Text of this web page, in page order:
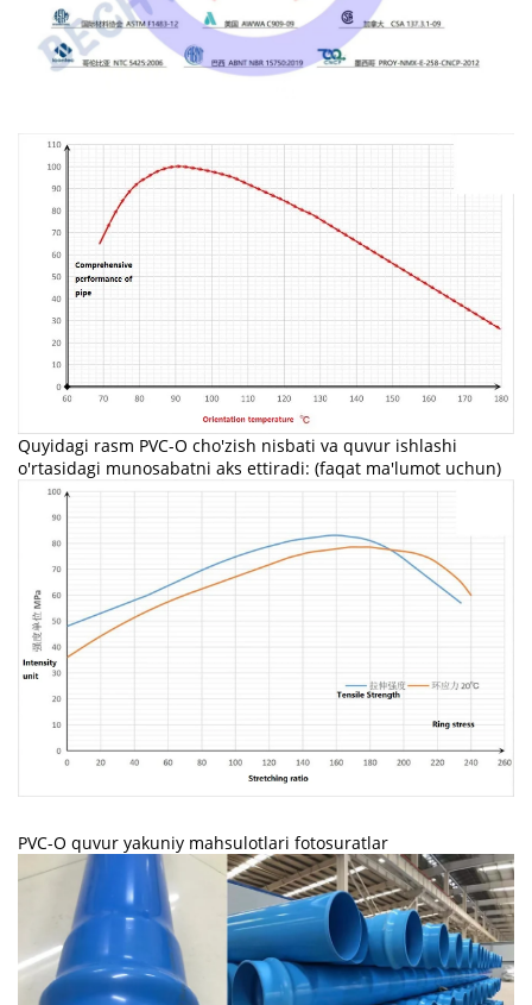
Quyidagi rasm PVC-O cho'zish nisbati va quvur ishlashi
o'rtasidagi munosabatni aks ettiradi: (faqat ma'lumot uchun)
PVC-O quvur yakuniy mahsulotlari fotosuratlar